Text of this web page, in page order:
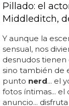
Pillado: el
Middleditch,
Y aunque la
sensual, nos
desnudos
sino también de
punto nerd... el
fotos íntimas...
anuncio...